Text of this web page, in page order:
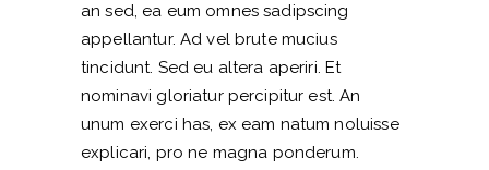
an sed, ea eum omnes sadipscing
appellantur. Ad vel brute mucius
tincidunt. Sed eu altera aperiri. Et
nominavi gloriatur percipitur est. An
unum exerci has, ex eam natum noluisse
explicari, pro ne magna ponderum.